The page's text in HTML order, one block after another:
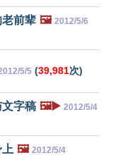
前辈 🖼️ 2012/5/6
5/5 (39,981次)
字稿 🖼️▶️ 2012/5/4
🖼️ 2012/5/4